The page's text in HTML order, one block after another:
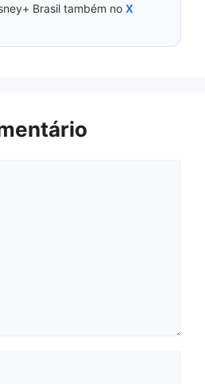
Brasil também no X